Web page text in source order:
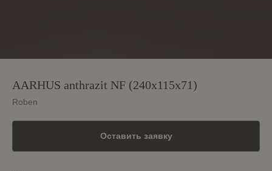
AARHUS anthrazit NF (240х115х71)
Roben
Оставить заявку